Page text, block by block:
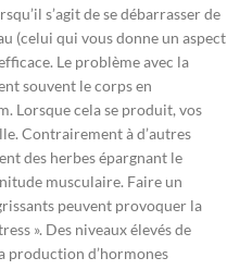
s’agit de se débarrasser de
(celui qui vous donne un aspect
Le problème avec la
souvent le corps en
Lorsque cela se produit, vos
Contrairement à d’autres
des herbes épargnant le
musculaire. Faire un
peuvent provoquer la
». Des niveaux élevés de
production d’hormones